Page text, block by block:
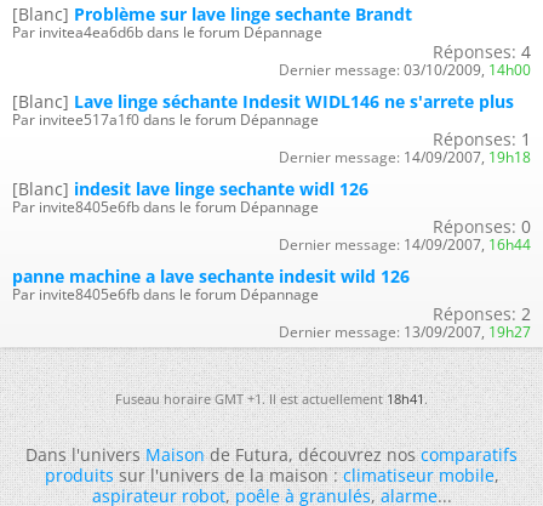
[Blanc] Problème sur lave linge sechante Brandt
Par invitea4ea6d6b dans le forum Dépannage
Réponses: 4
Dernier message: 03/10/2009, 14h00
[Blanc] Lave linge séchante Indesit WIDL146 ne s'arrete plus
Par invitee517a1f0 dans le forum Dépannage
Réponses: 1
Dernier message: 14/09/2007, 19h18
[Blanc] indesit lave linge sechante widl 126
Par invite8405e6fb dans le forum Dépannage
Réponses: 0
Dernier message: 14/09/2007, 16h44
panne machine a lave sechante indesit wild 126
Par invite8405e6fb dans le forum Dépannage
Réponses: 2
Dernier message: 13/09/2007, 19h27
Fuseau horaire GMT +1. Il est actuellement18h41.
Dans l'universMaisonde Futura, découvrez noscomparatifs
produitssur l'univers de la maison :climatiseur mobile,
aspirateur robot,poêle à granulés,alarme...